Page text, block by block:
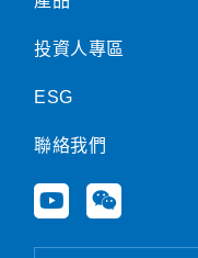
投資人專區
ESG
聯絡我們
Y
o
W
e